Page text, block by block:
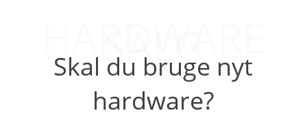
SALG
Skal du bruge nyt
hardware?